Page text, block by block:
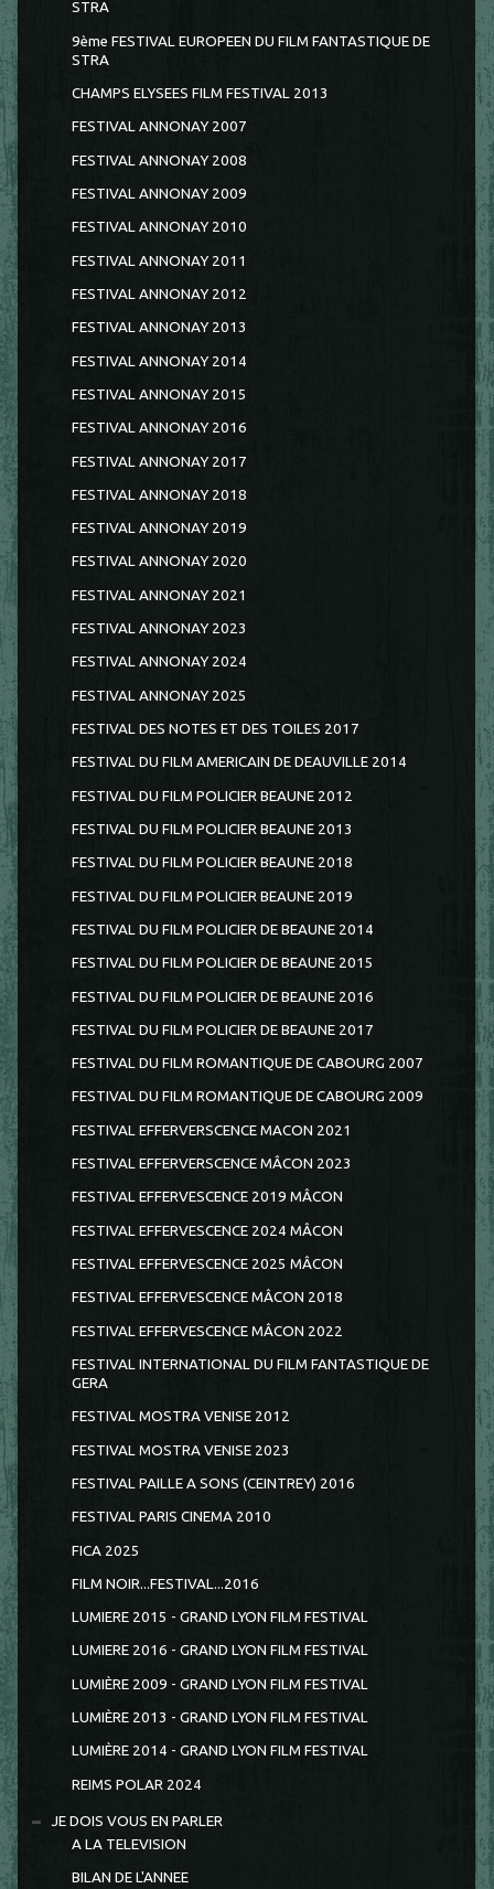
STRA
9ème FESTIVAL EUROPEEN DU FILM FANTASTIQUE DE
STRA
CHAMPS ELYSEES FILM FESTIVAL 2013
FESTIVAL ANNONAY 2007
FESTIVAL ANNONAY 2008
FESTIVAL ANNONAY 2009
FESTIVAL ANNONAY 2010
FESTIVAL ANNONAY 2011
FESTIVAL ANNONAY 2012
FESTIVAL ANNONAY 2013
FESTIVAL ANNONAY 2014
FESTIVAL ANNONAY 2015
FESTIVAL ANNONAY 2016
FESTIVAL ANNONAY 2017
FESTIVAL ANNONAY 2018
FESTIVAL ANNONAY 2019
FESTIVAL ANNONAY 2020
FESTIVAL ANNONAY 2021
FESTIVAL ANNONAY 2023
FESTIVAL ANNONAY 2024
FESTIVAL ANNONAY 2025
FESTIVAL DES NOTES ET DES TOILES 2017
FESTIVAL DU FILM AMERICAIN DE DEAUVILLE 2014
FESTIVAL DU FILM POLICIER BEAUNE 2012
FESTIVAL DU FILM POLICIER BEAUNE 2013
FESTIVAL DU FILM POLICIER BEAUNE 2018
FESTIVAL DU FILM POLICIER BEAUNE 2019
FESTIVAL DU FILM POLICIER DE BEAUNE 2014
FESTIVAL DU FILM POLICIER DE BEAUNE 2015
FESTIVAL DU FILM POLICIER DE BEAUNE 2016
FESTIVAL DU FILM POLICIER DE BEAUNE 2017
FESTIVAL DU FILM ROMANTIQUE DE CABOURG 2007
FESTIVAL DU FILM ROMANTIQUE DE CABOURG 2009
FESTIVAL EFFERVERSCENCE MACON 2021
FESTIVAL EFFERVERSCENCE MÂCON 2023
FESTIVAL EFFERVESCENCE 2019 MÂCON
FESTIVAL EFFERVESCENCE 2024 MÂCON
FESTIVAL EFFERVESCENCE 2025 MÂCON
FESTIVAL EFFERVESCENCE MÂCON 2018
FESTIVAL EFFERVESCENCE MÂCON 2022
FESTIVAL INTERNATIONAL DU FILM FANTASTIQUE DE
GERA
FESTIVAL MOSTRA VENISE 2012
FESTIVAL MOSTRA VENISE 2023
FESTIVAL PAILLE A SONS (CEINTREY) 2016
FESTIVAL PARIS CINEMA 2010
FICA 2025
FILM NOIR...FESTIVAL...2016
LUMIERE 2015 - GRAND LYON FILM FESTIVAL
LUMIERE 2016 - GRAND LYON FILM FESTIVAL
LUMIÈRE 2009 - GRAND LYON FILM FESTIVAL
LUMIÈRE 2013 - GRAND LYON FILM FESTIVAL
LUMIÈRE 2014 - GRAND LYON FILM FESTIVAL
REIMS POLAR 2024
JE DOIS VOUS EN PARLER
A LA TELEVISION
BILAN DE L'ANNEE